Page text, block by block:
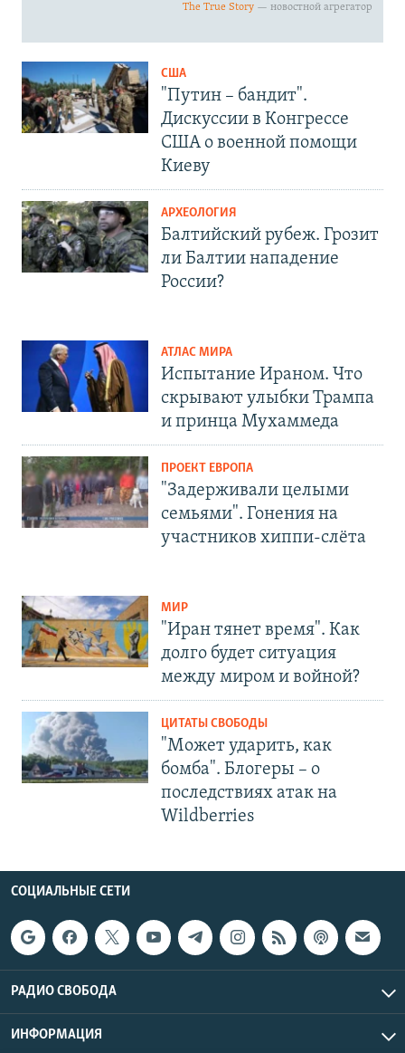
США
"Путин – бандит".
Дискуссии в Конгрессе
США о военной помощи
Киеву
АРХЕОЛОГИЯ
Балтийский рубеж. Грозит
ли Балтии нападение
России?
АТЛАС МИРА
Испытание Ираном. Что
скрывают улыбки Трампа
и принца Мухаммеда
ПРОЕКТ ЕВРОПА
"Задерживали целыми
семьями". Гонения на
участников хиппи-слёта
МИР
"Иран тянет время". Как
долго будет ситуация
между миром и войной?
ЦИТАТЫ СВОБОДЫ
"Может ударить, как
бомба". Блогеры – о
последствиях атак на
Wildberries
СОЦИАЛЬНЫЕ СЕТИ
РАДИО СВОБОДА
ИНФОРМАЦИЯ